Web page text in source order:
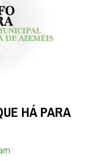
HÁ PARA